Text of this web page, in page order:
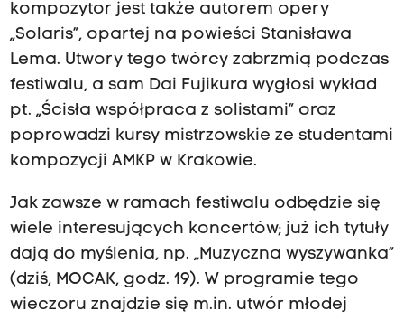
kompozytor jest także autorem opery
„Solaris”, opartej na powieści Stanisława
Lema. Utwory tego twórcy zabrzmią podczas
festiwalu, a sam Dai Fujikura wygłosi wykład
pt. „Ścisła współpraca z solistami” oraz
poprowadzi kursy mistrzowskie ze studentami
kompozycji AMKP w Krakowie.
Jak zawsze w ramach festiwalu odbędzie się
wiele interesujących koncertów; już ich tytuły
dają do myślenia, np. „Muzyczna wyszywanka”
(dziś, MOCAK, godz. 19). W programie tego
wieczoru znajdzie się m.in. utwór młodej